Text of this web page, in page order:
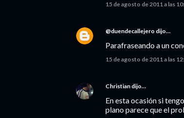
15 de agosto de 2011 a las
@duendecallejero dijo…
Parafraseando a un
15 de agosto de 2011 a las
Christian dijo…
En esta ocasión si
plano parece que el